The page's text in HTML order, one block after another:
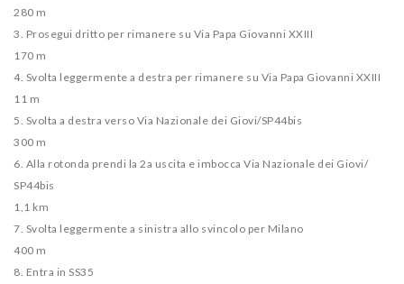
280 m
3. Prosegui dritto per rimanere su Via Papa Giovanni XXIII
170 m
4. Svolta leggermente a destra per rimanere su Via Papa Giovanni XXIII
11 m
5. Svolta a destra verso Via Nazionale dei Giovi/​SP44bis
300 m
6. Alla rotonda prendi la 2a uscita e imbocca Via Nazionale dei Giovi/​
SP44bis
1,1 km
7. Svolta leggermente a sinistra allo svincolo per Milano
400 m
8. Entra in SS35